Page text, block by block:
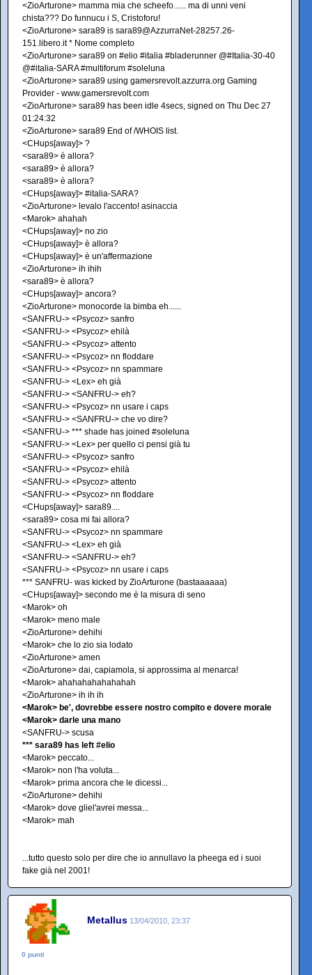
<ZioArturone> mamma mia che scheefo...... ma di unni veni
chista??? Do funnucu i S, Cristoforu!
<ZioArturone> sara89 is sara89@AzzurraNet-28257.26-
151.libero.it * Nome completo
<ZioArturone> sara89 on #elio #italia #bladerunner @#Italia-30-40
@#italia-SARA #multiforum #soleluna
<ZioArturone> sara89 using gamersrevolt.azzurra.org Gaming
Provider - www.gamersrevolt.com
<ZioArturone> sara89 has been idle 4secs, signed on Thu Dec 27
01:24:32
<ZioArturone> sara89 End of /WHOIS list.
<CHups[away]> ?
<sara89> è allora?
<sara89> è allora?
<sara89> è allora?
<CHups[away]> #italia-SARA?
<ZioArturone> levalo l'accento! asinaccia
<Marok> ahahah
<CHups[away]> no zio
<CHups[away]> è allora?
<CHups[away]> è un'affermazione
<ZioArturone> ih ihih
<sara89> è allora?
<CHups[away]> ancora?
<ZioArturone> monocorde la bimba eh......
<SANFRU-> <Psycoz> sanfro
<SANFRU-> <Psycoz> ehilà
<SANFRU-> <Psycoz> attento
<SANFRU-> <Psycoz> nn floddare
<SANFRU-> <Psycoz> nn spammare
<SANFRU-> <Lex> eh già
<SANFRU-> <SANFRU-> eh?
<SANFRU-> <Psycoz> nn usare i caps
<SANFRU-> <SANFRU-> che vo dire?
<SANFRU-> *** shade has joined #soleluna
<SANFRU-> <Lex> per quello ci pensi già tu
<SANFRU-> <Psycoz> sanfro
<SANFRU-> <Psycoz> ehilà
<SANFRU-> <Psycoz> attento
<SANFRU-> <Psycoz> nn floddare
<CHups[away]> sara89....
<sara89> cosa mi fai allora?
<SANFRU-> <Psycoz> nn spammare
<SANFRU-> <Lex> eh già
<SANFRU-> <SANFRU-> eh?
<SANFRU-> <Psycoz> nn usare i caps
*** SANFRU- was kicked by ZioArturone (bastaaaaaa)
<CHups[away]> secondo me è la misura di seno
<Marok> oh
<Marok> meno male
<ZioArturone> dehihi
<Marok> che lo zio sia lodato
<ZioArturone> amen
<ZioArturone> dai, capiamola, si approssima al menarca!
<Marok> ahahahahahahahah
<ZioArturone> ih ih ih
<Marok> be', dovrebbe essere nostro compito e dovere morale
<Marok> darle una mano
<SANFRU-> scusa
*** sara89 has left #elio
<Marok> peccato...
<Marok> non l'ha voluta...
<Marok> prima ancora che le dicessi...
<ZioArturone> dehihi
<Marok> dove gliel'avrei messa...
<Marok> mah
...tutto questo solo per dire che io annullavo la pheega ed i suoi
fake già nel 2001!
Metallus 13/04/2010, 23:37
0 punti